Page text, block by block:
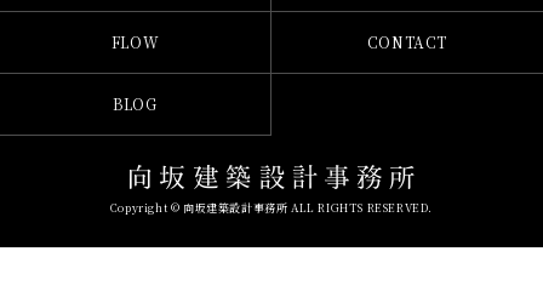
FLOW CONTACT
BLOG
Copyright © 向坂建築設計事務所 ALL RIGHTS RESERVED.